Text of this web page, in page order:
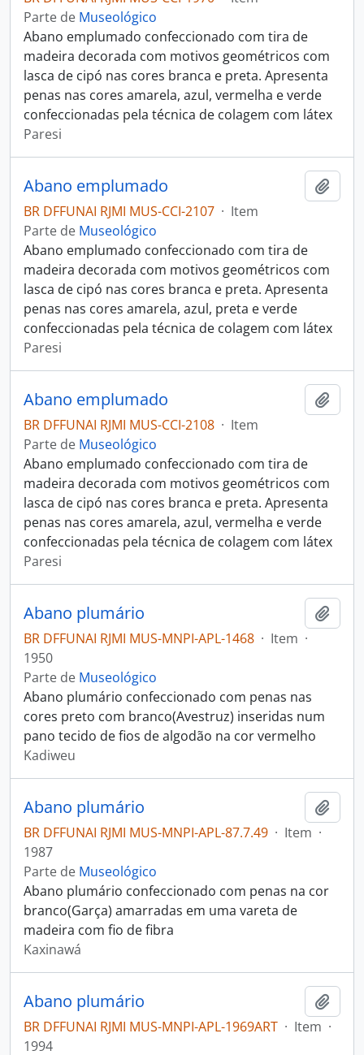
Parte de Museológico
Abano emplumado confeccionado com tira de
madeira decorada com motivos geométricos com
lasca de cipó nas cores branca e preta. Apresenta
penas nas cores amarela, azul, vermelha e verde
confeccionadas pela técnica de colagem com látex
Paresi
Abano emplumado
BR DFFUNAI RJMI MUS-CCI-2107 · Item
Parte de Museológico
Abano emplumado confeccionado com tira de
madeira decorada com motivos geométricos com
lasca de cipó nas cores branca e preta. Apresenta
penas nas cores amarela, azul, preta e verde
confeccionadas pela técnica de colagem com látex
Paresi
Abano emplumado
BR DFFUNAI RJMI MUS-CCI-2108 · Item
Parte de Museológico
Abano emplumado confeccionado com tira de
madeira decorada com motivos geométricos com
lasca de cipó nas cores branca e preta. Apresenta
penas nas cores amarela, azul, vermelha e verde
confeccionadas pela técnica de colagem com látex
Paresi
Abano plumário
BR DFFUNAI RJMI MUS-MNPI-APL-1468 · Item ·
1950
Parte de Museológico
Abano plumário confeccionado com penas nas
cores preto com branco(Avestruz) inseridas num
pano tecido de fios de algodão na cor vermelho
Kadiweu
Abano plumário
BR DFFUNAI RJMI MUS-MNPI-APL-87.7.49 · Item ·
1987
Parte de Museológico
Abano plumário confeccionado com penas na cor
branco(Garça) amarradas em uma vareta de
madeira com fio de fibra
Kaxinawá
Abano plumário
BR DFFUNAI RJMI MUS-MNPI-APL-1969ART · Item ·
1994